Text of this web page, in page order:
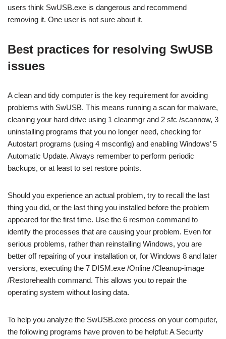
users think SwUSB.exe is dangerous and recommend
removing it. One user is not sure about it.
Best practices for resolving SwUSB
issues
A clean and tidy computer is the key requirement for avoiding
problems with SwUSB. This means running a scan for malware,
cleaning your hard drive using 1 cleanmgr and 2 sfc /scannow, 3
uninstalling programs that you no longer need, checking for
Autostart programs (using 4 msconfig) and enabling Windows’ 5
Automatic Update. Always remember to perform periodic
backups, or at least to set restore points.
Should you experience an actual problem, try to recall the last
thing you did, or the last thing you installed before the problem
appeared for the first time. Use the 6 resmon command to
identify the processes that are causing your problem. Even for
serious problems, rather than reinstalling Windows, you are
better off repairing of your installation or, for Windows 8 and later
versions, executing the 7 DISM.exe /Online /Cleanup-image
/Restorehealth command. This allows you to repair the
operating system without losing data.
To help you analyze the SwUSB.exe process on your computer,
the following programs have proven to be helpful: A Security